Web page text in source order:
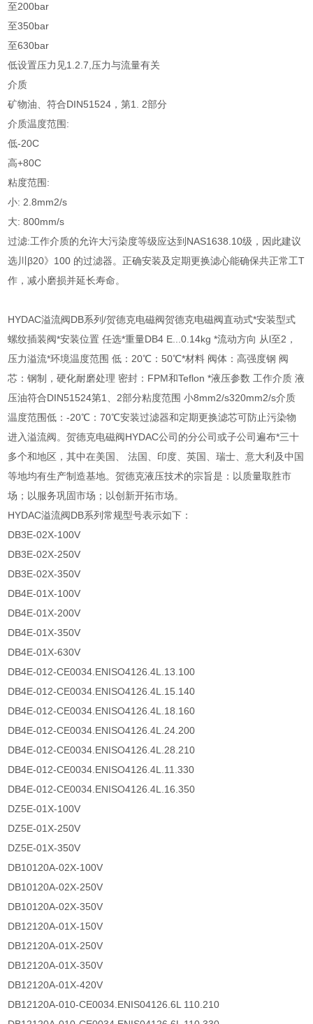
至200bar
至350bar
至630bar
低设置压力见1.2.7,压力与流量有关
介质
矿物油、符合DIN51524，第1. 2部分
介质温度范围:
低-20C
高+80C
粘度范围:
小: 2.8mm2/s
大: 800mm/s
过滤:工作介质的允许大污染度等级应达到NAS1638.10级，因此建议
选川β20》100 的过滤器。正确安装及定期更换滤心能确保共正常工T
作，减小磨损并延长寿命。
HYDAC溢流阀DB系列/贺德克电磁阀贺德克电磁阀直动式*安装型式
螺纹插装阀*安装位置 任选*重量DB4 E...0.14kg *流动方向 从l至2，
压力溢流*环境温度范围 低：20℃：50℃*材料 阀体：高强度钢 阀
芯：钢制，硬化耐磨处理 密封：FPM和Teflon *液压参数 工作介质 液
压油符合DIN51524第1、2部分粘度范围 小8mm2/s320mm2/s介质
温度范围低：-20℃：70℃安装过滤器和定期更换滤芯可防止污染物
进入溢流阀。贺德克电磁阀HYDAC公司的分公司或子公司遍布*三十
多个和地区，其中在美国、 法国、印度、英国、瑞士、意大利及中国
等地均有生产制造基地。贺德克液压技术的宗旨是：以质量取胜市
场；以服务巩固市场；以创新开拓市场。
HYDAC溢流阀DB系列常规型号表示如下：
DB3E-02X-100V
DB3E-02X-250V
DB3E-02X-350V
DB4E-01X-100V
DB4E-01X-200V
DB4E-01X-350V
DB4E-01X-630V
DB4E-012-CE0034.ENISO4126.4L.13.100
DB4E-012-CE0034.ENISO4126.4L.15.140
DB4E-012-CE0034.ENISO4126.4L.18.160
DB4E-012-CE0034.ENISO4126.4L.24.200
DB4E-012-CE0034.ENISO4126.4L.28.210
DB4E-012-CE0034.ENISO4126.4L.11.330
DB4E-012-CE0034.ENISO4126.4L.16.350
DZ5E-01X-100V
DZ5E-01X-250V
DZ5E-01X-350V
DB10120A-02X-100V
DB10120A-02X-250V
DB10120A-02X-350V
DB12120A-01X-150V
DB12120A-01X-250V
DB12120A-01X-350V
DB12120A-01X-420V
DB12120A-010-CE0034.ENIS04126.6L 110.210